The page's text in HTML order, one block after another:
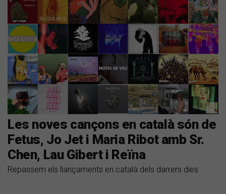
Les noves cançons en català són de
Fetus, Jo Jet i Maria Ribot amb Sr.
Chen, Lau Gibert i Reïna
Repassem els llançaments en català dels darrers dies